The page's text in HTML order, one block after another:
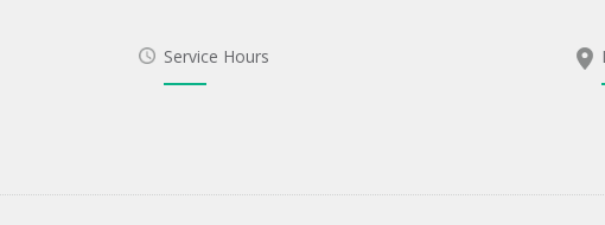
Service Hours